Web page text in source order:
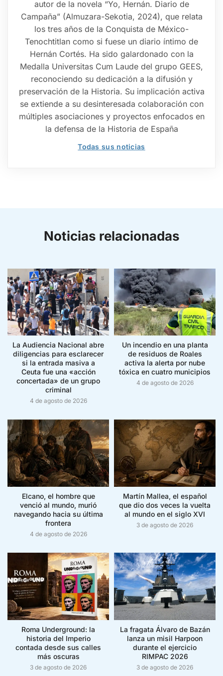
autor de la novela “Yo, Hernán. Diario de
Campaña” (Almuzara-Sekotia, 2024), que relata
los tres años de la Conquista de México-
Tenochtitlan como si fuese un diario íntimo de
Hernán Cortés. Ha sido galardonado con la
Medalla Universitas Cum Laude del grupo GEES,
reconociendo su dedicación a la difusión y
preservación de la Historia. Su implicación activa
se extiende a su desinteresada colaboración con
múltiples asociaciones y proyectos enfocados en
la defensa de la Historia de España
Todas sus noticias
Noticias relacionadas
La Audiencia Nacional abre
diligencias para esclarecer
si la entrada masiva a
Ceuta fue una «acción
concertada» de un grupo
criminal
4 de agosto de 2026
Un incendio en una planta
de residuos de Roales
activa la alerta por nube
tóxica en cuatro municipios
4 de agosto de 2026
Elcano, el hombre que
venció al mundo, murió
navegando hacia su última
frontera
4 de agosto de 2026
Martín Mallea, el español
que dio dos veces la vuelta
al mundo en el siglo XVI
3 de agosto de 2026
Roma Underground: la
historia del Imperio
contada desde sus calles
más oscuras
3 de agosto de 2026
La fragata Álvaro de Bazán
lanza un misil Harpoon
durante el ejercicio
RIMPAC 2026
3 de agosto de 2026